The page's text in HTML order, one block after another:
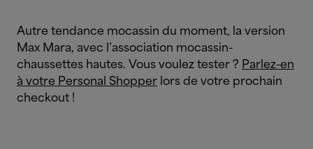
Autre tendance mocassin du moment, la version
Max Mara, avec l’association mocassin-
chaussettes hautes. Vous voulez tester ? Parlez-en
à votre Personal Shopper lors de votre prochain
checkout !